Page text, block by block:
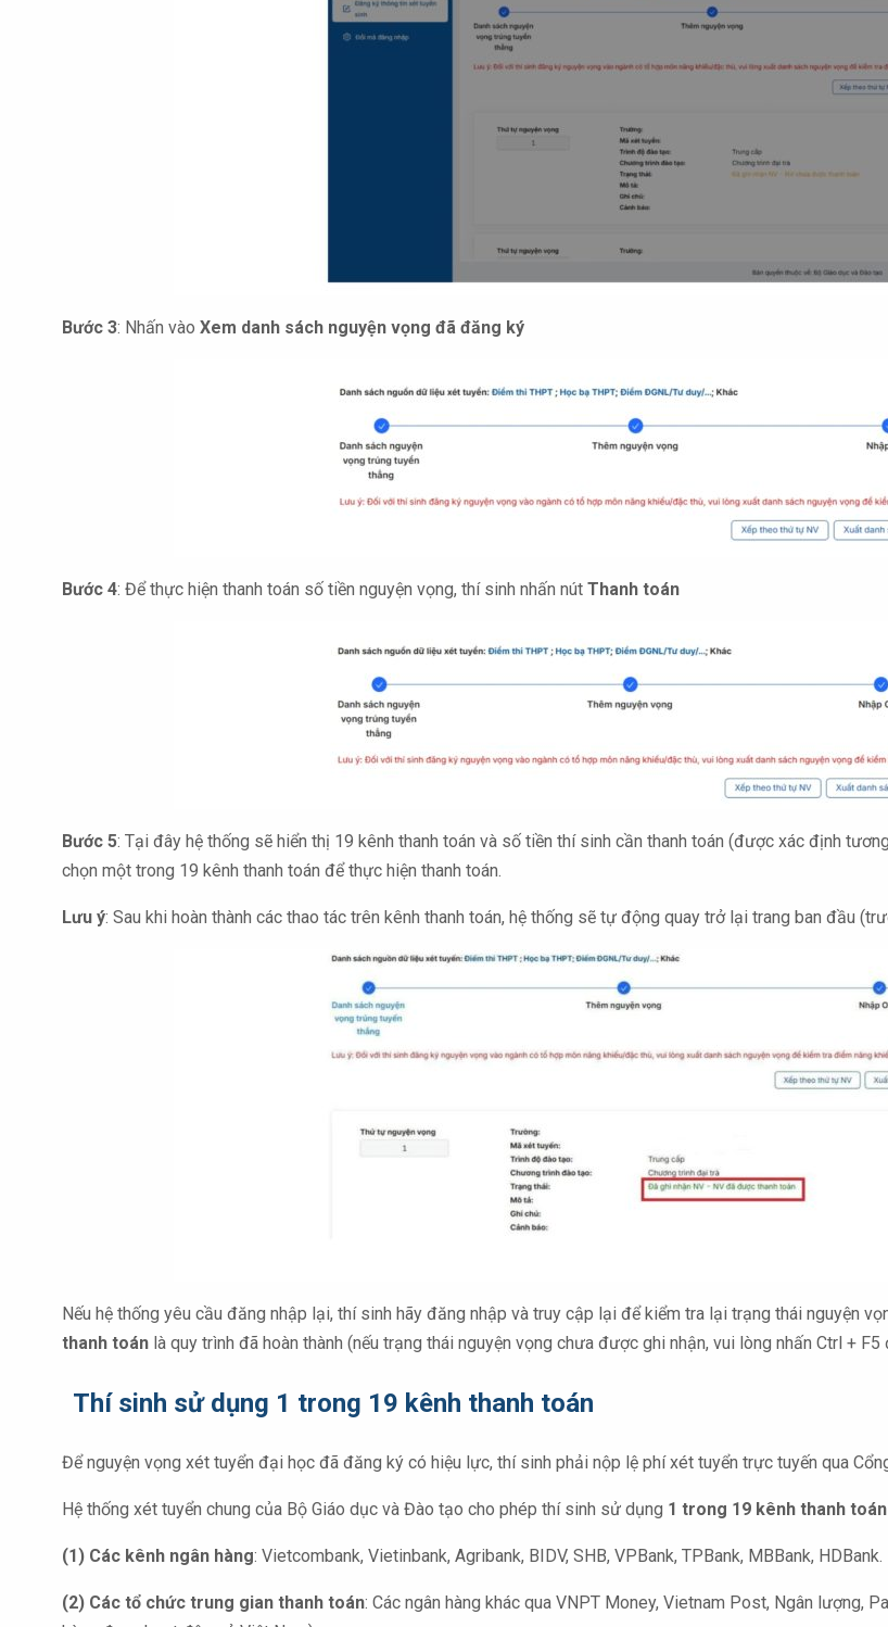
Bước 3: Nhấn vào Xem danh sách nguyện vọng đã đăng ký
Bước 4: Để thực hiện thanh toán số tiền nguyện vọng, thí sinh nhấn nút Thanh toán
Bước 5: Tại đây hệ thống sẽ hiển thị 19 kênh thanh toán và số tiền thí sinh cần thanh toán (được xác định
chọn một trong 19 kênh thanh toán để thực hiện thanh toán.
Lưu ý: Sau khi hoàn thành các thao tác trên kênh thanh toán, hệ thống sẽ tự động quay trở lại trang ban đầu
Nếu hệ thống yêu cầu đăng nhập lại, thí sinh hãy đăng nhập và truy cập lại để kiểm tra lại trạng thái nguyện
thanh toán là quy trình đã hoàn thành (nếu trạng thái nguyện vọng chưa được ghi nhận, vui lòng nhấn Ctrl + F5
Thí sinh sử dụng 1 trong 19 kênh thanh toán
Để nguyện vọng xét tuyển đại học đã đăng ký có hiệu lực, thí sinh phải nộp lệ phí xét tuyển trực tuyến qua
Hệ thống xét tuyển chung của Bộ Giáo dục và Đào tạo cho phép thí sinh sử dụng 1 trong 19 kênh thanh toán
(1) Các kênh ngân hàng: Vietcombank, Vietinbank, Agribank, BIDV, SHB, VPBank, TPBank, MBBank, HDBank.
(2) Các tổ chức trung gian thanh toán: Các ngân hàng khác qua VNPT Money, Vietnam Post, Ngân lượng,